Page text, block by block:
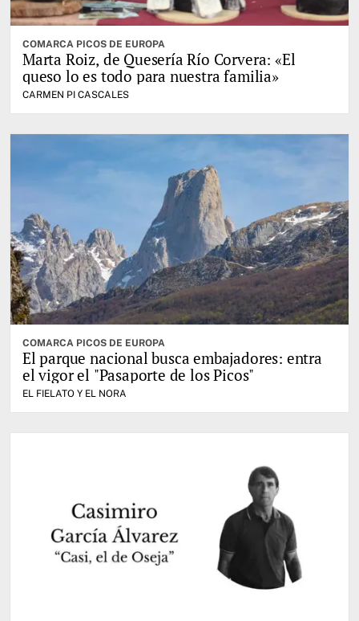
COMARCA PICOS DE EUROPA
Marta Roiz, de Quesería Río Corvera: «El
queso lo es todo para nuestra familia»
CARMEN PI CASCALES
COMARCA PICOS DE EUROPA
El parque nacional busca embajadores: entra
el vigor el "Pasaporte de los Picos"
EL FIELATO Y EL NORA